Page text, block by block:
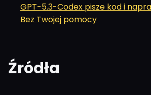
GPT-5.3-Codex pisze kod i
Bez Twojej pomocy
Źródła